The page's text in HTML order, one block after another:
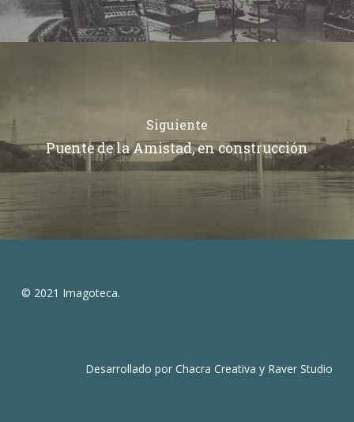
Siguiente
Puente de la Amistad, en construcción
© 2021 Imagoteca.
Desarrollado porChacra Creativa y Raver Studio